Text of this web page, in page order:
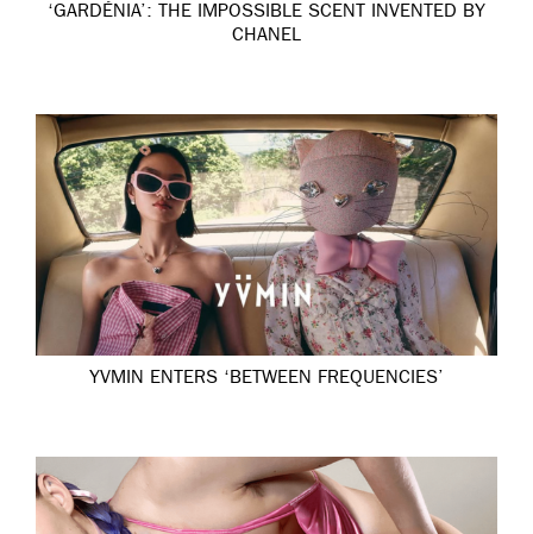
‘GARDÉNIA’: THE IMPOSSIBLE SCENT INVENTED BY
CHANEL
YVMIN ENTERS ‘BETWEEN FREQUENCIES’